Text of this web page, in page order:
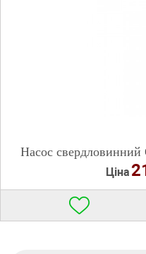
Насос свердловинний
Ціна